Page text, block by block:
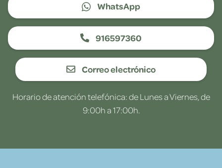
WhatsApp
916597360
Correo electrónico
Horario de atención telefónica: de Lunes a Viernes, de
9:00h a 17:00h.